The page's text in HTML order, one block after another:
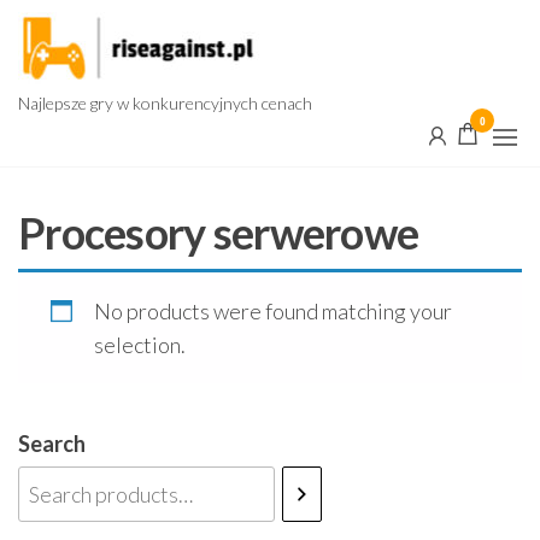
Przejdź
treści
Najlepsze gry w konkurencyjnych cenach
0
Procesory serwerowe
No products were found matching your
selection.
Search